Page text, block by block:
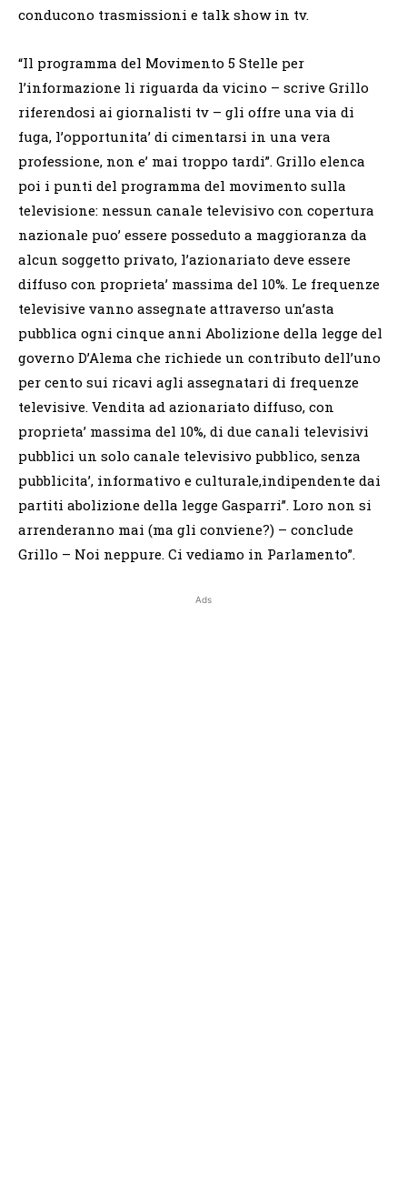
conducono trasmissioni e talk show in tv.
“Il programma del Movimento 5 Stelle per
l’informazione li riguarda da vicino – scrive Grillo
riferendosi ai giornalisti tv – gli offre una via di
fuga, l’opportunita’ di cimentarsi in una vera
professione, non e’ mai troppo tardi”. Grillo elenca
poi i punti del programma del movimento sulla
televisione: nessun canale televisivo con copertura
nazionale puo’ essere posseduto a maggioranza da
alcun soggetto privato, l’azionariato deve essere
diffuso con proprieta’ massima del 10%. Le frequenze
televisive vanno assegnate attraverso un’asta
pubblica ogni cinque anni Abolizione della legge del
governo D’Alema che richiede un contributo dell’uno
per cento sui ricavi agli assegnatari di frequenze
televisive. Vendita ad azionariato diffuso, con
proprieta’ massima del 10%, di due canali televisivi
pubblici un solo canale televisivo pubblico, senza
pubblicita’, informativo e culturale,indipendente dai
partiti abolizione della legge Gasparri”. Loro non si
arrenderanno mai (ma gli conviene?) – conclude
Grillo – Noi neppure. Ci vediamo in Parlamento”.
Ads